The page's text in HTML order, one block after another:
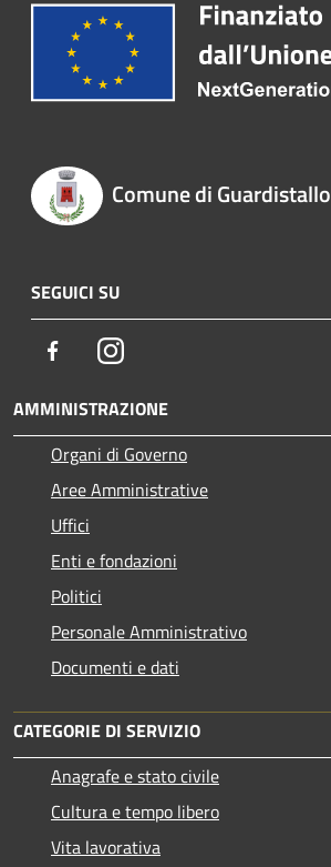
Comune di Guardistallo
SEGUICI SU
FacebookInstagram
AMMINISTRAZIONE
Organi di Governo
Aree Amministrative
Uffici
Enti e fondazioni
Politici
Personale Amministrativo
Documenti e dati
CATEGORIE DI SERVIZIO
Anagrafe e stato civile
Cultura e tempo libero
Vita lavorativa